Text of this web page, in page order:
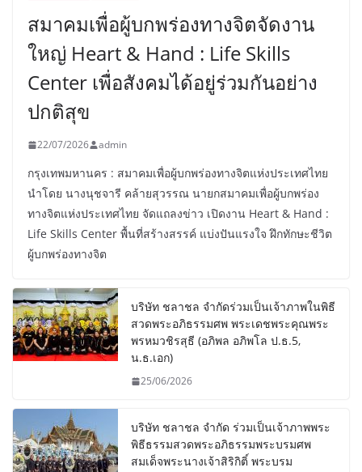
สมาคมเพื่อผู้บกพร่องทางจิตจัดงาน
ใหญ่ Heart & Hand : Life Skills
Center เพื่อสังคมได้อยู่ร่วมกันอย่าง
ปกติสุข
22/07/2026 admin
กรุงเทพมหานคร : สมาคมเพื่อผู้บกพร่องทางจิตแห่งประเทศไทย
นำโดย นางนุชจารี คล้ายสุวรรณ นายกสมาคมเพื่อผู้บกพร่อง
ทางจิตแห่งประเทศไทย จัดแถลงข่าว เปิดงาน Heart & Hand :
Life Skills Center พื้นที่สร้างสรรค์ แบ่งปันแรงใจ ฝึกทักษะชีวิต
ผู้บกพร่องทางจิต
บริษัท ชลาชล จำกัดร่วมเป็นเจ้าภาพในพิธี
สวดพระอภิธรรมศพ พระเดชพระคุณพระ
พรหมวชิรสุธี (อภิพล อภิพโล ป.ธ.5,
น.ธ.เอก)
25/06/2026
บริษัท ชลาชล จำกัด ร่วมเป็นเจ้าภาพพระ
พิธีธรรมสวดพระอภิธรรมพระบรมศพ
สมเด็จพระนางเจ้าสิริกิติ์ พระบรม